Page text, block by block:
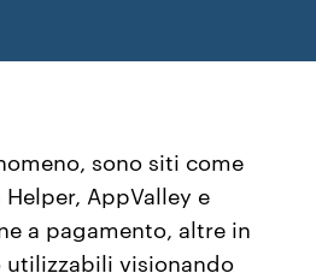
sono siti come
AppValley e
a pagamento, altre in
visionando